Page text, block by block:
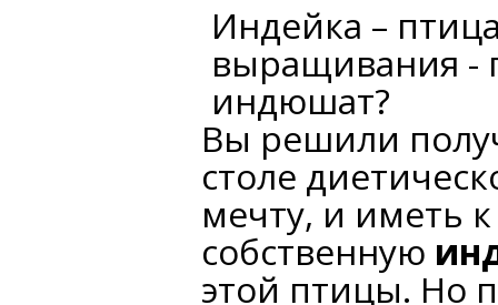
Индейка –
выращивания -
индюшат?
Вы решили
столе
мечту, и иметь
собственную
этой птицы. Но